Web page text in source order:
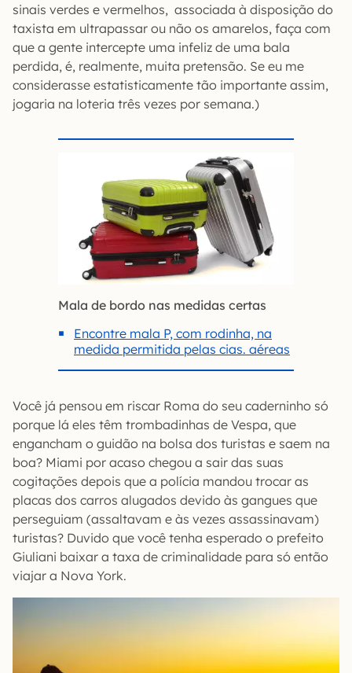
sinais verdes e vermelhos, associada à disposição do
taxista em ultrapassar ou não os amarelos, faça com
que a gente intercepte uma infeliz de uma bala
perdida, é, realmente, muita pretensão. Se eu me
considerasse estatisticamente tão importante assim,
jogaria na loteria três vezes por semana.)
Mala de bordo nas medidas certas
Encontre mala P, com rodinha, na
medida permitida pelas cias. aéreas
Você já pensou em riscar Roma do seu caderninho só
porque lá eles têm trombadinhas de Vespa, que
engancham o guidão na bolsa dos turistas e saem na
boa? Miami por acaso chegou a sair das suas
cogitações depois que a polícia mandou trocar as
placas dos carros alugados devido às gangues que
perseguiam (assaltavam e às vezes assassinavam)
turistas? Duvido que você tenha esperado o prefeito
Giuliani baixar a taxa de criminalidade para só então
viajar a Nova York.